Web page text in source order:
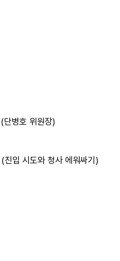
단병호 위원장)
입 시도와 청사 에워싸기)